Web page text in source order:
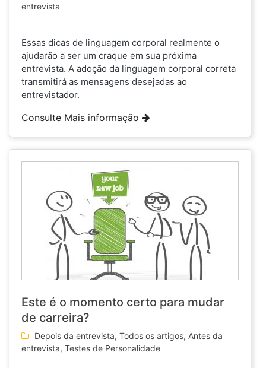
entrevista
Essas dicas de linguagem corporal realmente o
ajudarão a ser um craque em sua próxima
entrevista. A adoção da linguagem corporal correta
transmitirá as mensagens desejadas ao
entrevistador.
Consulte Mais informação
Este é o momento certo para mudar
de carreira?
Depois da entrevista, Todos os artigos, Antes da
entrevista, Testes de Personalidade